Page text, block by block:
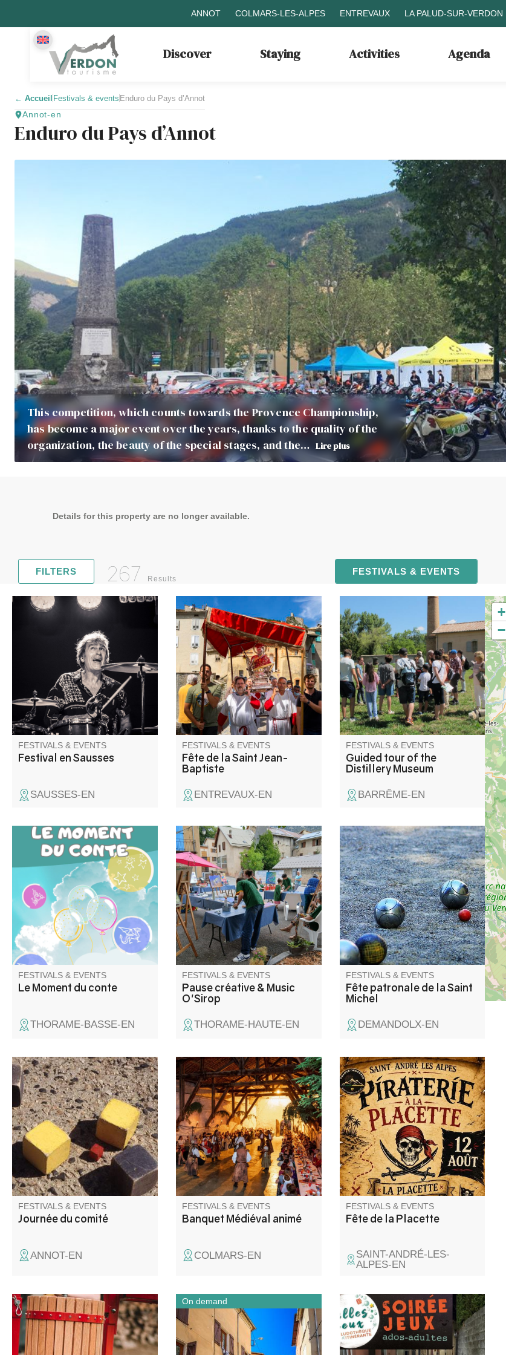
ANNOT COLMARS-LES-ALPES ENTREVAUX LA PALUD-SUR-VERDON
Discover Staying Activities Agenda
← Accueil Festivals & events Enduro du Pays d’Annot
Annot-en
Enduro du Pays d’Annot
This competition, which counts towards the Provence Championship,
has become a major event over the years, thanks to the quality of the
organization, the beauty of the special stages, and the… Lire plus
Details for this property are no longer available.
FILTERS 267 Results
FESTIVALS & EVENTS
From Argentine tango to blues,
from classical to gospel and
rock: a varied program, rich in
quality and human encounters.
International, national and local
artists available for
unforgettable moments of
sharing.
FESTIVALS & EVENTS
Festival en Sausses
SAUSSES-EN
Join us for the traditional feast
of St. John the Baptist, with
religious songs sung by the
Saint-Jeannistes brotherhood,
St. John's bonfire, and join the
villagers for whom this feast is
very important. Funfair on
Place Moreau.
FESTIVALS & EVENTS
Fête de la Saint Jean-
Baptiste
ENTREVAUX-EN
Take a guided tour and
discover the history of this
former fine lavender distillery,
built in 1905 by the German
company Schimmel. A unique
testimony to a past linked to
the perfume industry, which
flourished in the middle of the
20th century.
FESTIVALS & EVENTS
Guided tour of the
Distillery Museum
BARRÊME-EN
Lecture d’albums, d’histoires et
comptines par Aline Daveau.
FESTIVALS & EVENTS
Le Moment du conte
THORAME-BASSE-EN
Pause Créative : un atelier
créatif pour adultes et enfants
accompagnés, suivie de Music
O’Sirop : un concert de
musique inspirée dans l’instant
présent ; puis autour d’un
sirop, les rencontres et les
partages se poursuivent dans
un esprit convivial.
FESTIVALS & EVENTS
Pause créative & Music
O'Sirop
THORAME-HAUTE-EN
Les amis de Demandolx vous
proposent 3 jours de fête, loto,
messe , apéritif, groupe
folklorique, concours de boules
et aïoli.
FESTIVALS & EVENTS
Fête patronale de la Saint
Michel
DEMANDOLX-EN
Come and enjoy the Comité
des Fêtes Day, and take part in
the square boules competition
on the jeu de boules.
Refreshment bar and music all
day. P
FESTIVALS & EVENTS
Journée du comité
ANNOT-EN
Le grand festin se tiendra dans
un espace tenu secret. A
l'occasion des 30 ans de la fête
médiévale venez festoyer,
sortez vos plus beaux atours,
chaussez vos poulaines et
retrouvez nous pour une soirée
animée autour d'un bon repas
arrosé de vin clairet.
FESTIVALS & EVENTS
Banquet Médiéval animé
COLMARS-EN
"Piraterie à la Placette" animé
par DJ Mathis.
FESTIVALS & EVENTS
Fête de la Placette
SAINT-ANDRÉ-LES-
ALPES-EN
Une journée pour broyer,
presser, pasteuriser, échanger,
et partager sans modération !
Barrême est un village façonné
par son territoire : la roche,
l’eau et les voies de passage.
On demand
Découverte de jeux divers :
coopération, ambiance,
stratégie, enquête, aventure …
+
−